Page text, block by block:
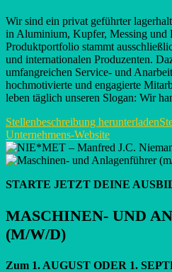
Wir sind ein privat geführter
in Aluminium, Kupfer, Messing und
Produktportfolio stammt
und internationalen Produzenten.
umfangreichen Service- und
hochmotivierte und engagierte
leben täglich unseren Slogan: Wir
Stellenbeschreibung herunterladen
Unternehmens-Website
STARTE JETZT DEINE
MASCHINEN- UND
(M/W/D)
Zum 1. AUGUST ODER 1.